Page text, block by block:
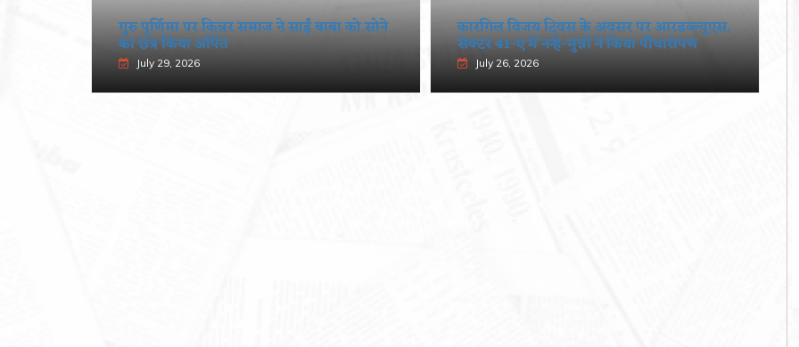
गुरु पूर्णिमा पर किन्नर समाज ने साईं बाबा को सोने
का छत्र किया अर्पित
July 29, 2026
कारगिल विजय दिवस के अवसर पर आरडब्ल्यूएस,
सेक्टर 41-ए में नन्हे-मुन्नों ने किया पौधारोपण
July 26, 2026